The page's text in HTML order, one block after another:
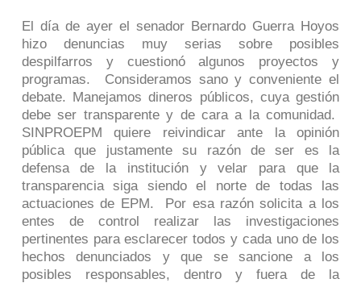
El día de ayer el senador Bernardo Guerra Hoyos
hizo denuncias muy serias sobre posibles
despilfarros y cuestionó algunos proyectos y
programas. Consideramos sano y conveniente el
debate. Manejamos dineros públicos, cuya gestión
debe ser transparente y de cara a la comunidad.
SINPROEPM quiere reivindicar ante la opinión
pública que justamente su razón de ser es la
defensa de la institución y velar para que la
transparencia siga siendo el norte de todas las
actuaciones de EPM. Por esa razón solicita a los
entes de control realizar las investigaciones
pertinentes para esclarecer todos y cada uno de los
hechos denunciados y que se sancione a los
posibles responsables, dentro y fuera de la